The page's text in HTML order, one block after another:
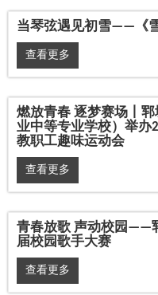
当琴弦遇见初雪——《
查看更多
燃放青春 逐梦赛场丨
业中等专业学校）举办
教职工趣味运动会
查看更多
青春放歌 声动校园——
届校园歌手大赛
查看更多